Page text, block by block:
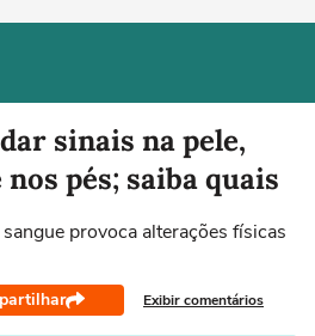
sinais na pele,
pés; saiba quais
provoca alterações físicas
Exibir comentários